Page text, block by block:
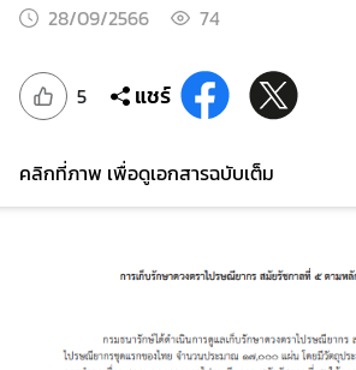
28/09/2566 74
5 แชร์
คลิกที่ภาพ เพื่อดูเอกสารฉบับเต็ม